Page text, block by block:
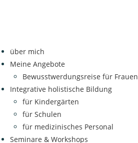
über mich
Meine Angebote
Bewusstwerdungsreise für Frauen
Integrative holistische Bildung
für Kindergärten
für Schulen
für medizinisches Personal
Seminare & Workshops